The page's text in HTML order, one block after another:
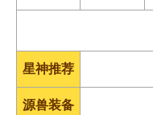
星神推荐
源兽装备